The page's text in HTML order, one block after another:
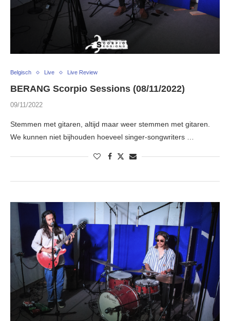
Belgisch Live Live Review
BERANG Scorpio Sessions (08/11/2022)
09/11/2022
Stemmen met gitaren, altijd maar weer stemmen met gitaren.
We kunnen niet bijhouden hoeveel singer-songwriters …